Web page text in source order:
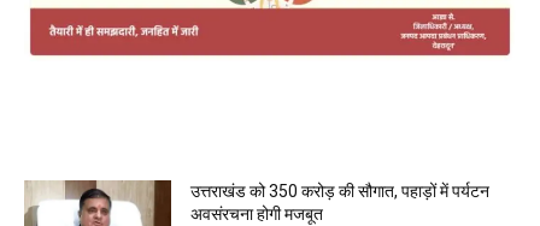
उत्तराखंड को 350 करोड़ की सौगात, पहाड़ों में पर्यटन
अवसंरचना होगी मजबूत